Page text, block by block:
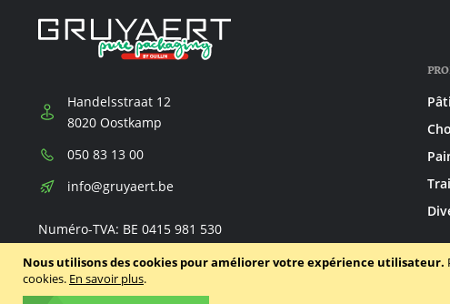
Nous utilisons des cookies pour améliorer votre expérience utilisateur.
cookies. En savoir plus.
Handelsstraat 12
8020 Oostkamp
Téléphone:
050 83 13 00
E-
info@gruyaert.be
Numéro-TVA: BE 0415 981 530